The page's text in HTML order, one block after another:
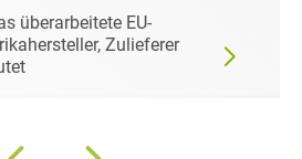
überarbeitete EU-
Zulieferer